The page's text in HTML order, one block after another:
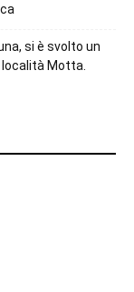
si è svolto un
Motta.